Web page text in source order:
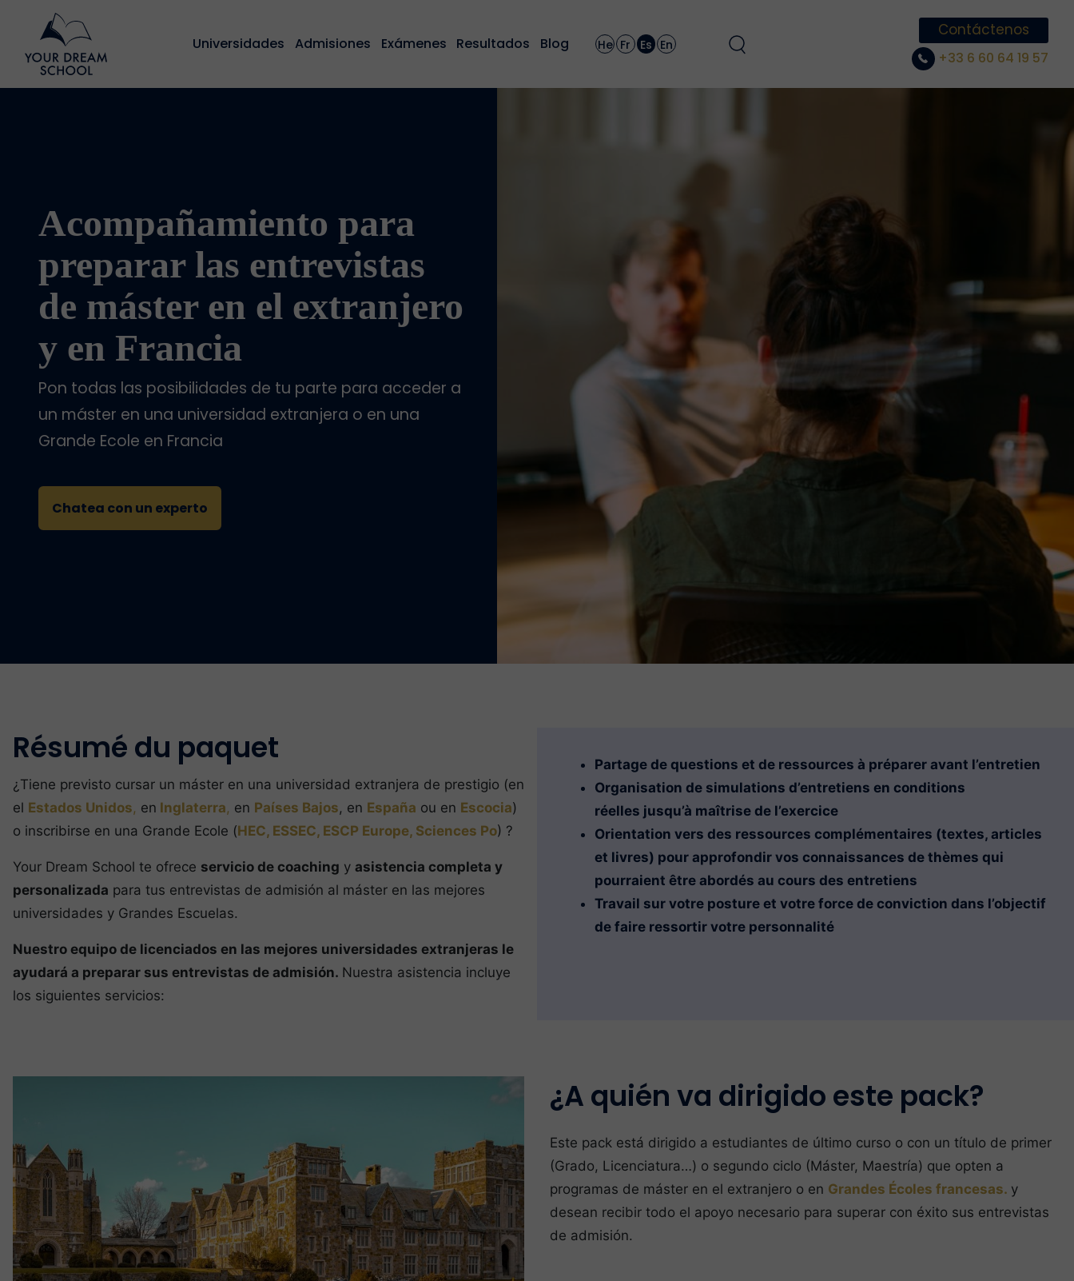
Universidades Admisiones Exámenes Resultados Blog He Fr Es En
Contáctenos
+33 6 60 64 19 57
Acompañamiento para
preparar las entrevistas
de máster en el extranjero
y en Francia
Pon todas las posibilidades de tu parte para acceder a
un máster en una universidad extranjera o en una
Grande Ecole en Francia
Chatea con un experto
Résumé du paquet
¿Tiene previsto cursar un máster en una universidad extranjera de prestigio (en
el Estados Unidos, en Inglaterra, en Países Bajos, en España ou en Escocia)
o inscribirse en una Grande Ecole (HEC, ESSEC, ESCP Europe, Sciences Po) ?
Your Dream School te ofrece servicio de coaching y asistencia completa y
personalizada para tus entrevistas de admisión al máster en las mejores
universidades y Grandes Escuelas.
Nuestro equipo de licenciados en las mejores universidades extranjeras le
ayudará a preparar sus entrevistas de admisión. Nuestra asistencia incluye
los siguientes servicios:
Partage de questions et de ressources à préparer avant l’entretien
Organisation de simulations d’entretiens en conditions
réelles jusqu’à maîtrise de l’exercice
Orientation vers des ressources complémentaires (textes, articles
et livres) pour approfondir vos connaissances de thèmes qui
pourraient être abordés au cours des entretiens
Travail sur votre posture et votre force de conviction dans l’objectif
de faire ressortir votre personnalité
¿A quién va dirigido este pack?
Este pack está dirigido a estudiantes de último curso o con un título de primer
(Grado, Licenciatura…) o segundo ciclo (Máster, Maestría) que opten a
programas de máster en el extranjero o en Grandes Écoles francesas. y
desean recibir todo el apoyo necesario para superar con éxito sus entrevistas
de admisión.